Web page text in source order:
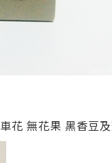
花 無花果 黑香豆